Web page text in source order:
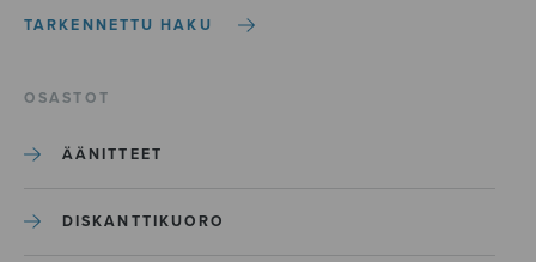
TARKENNETTU HAKU
OSASTOT
ÄÄNITTEET
DISKANTTIKUORO